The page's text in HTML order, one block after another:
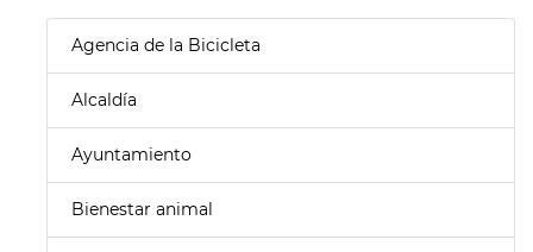
Agencia de la Bicicleta
Alcaldía
Ayuntamiento
Bienestar animal